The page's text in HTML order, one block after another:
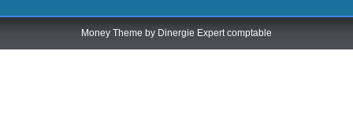
Money Theme by Dinergie Expert comptable